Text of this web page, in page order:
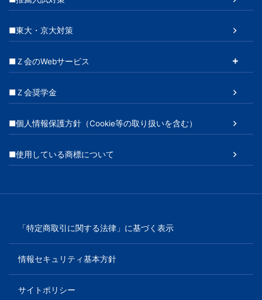
■東大・京大対策
■Ｚ会のWebサービス
■Ｚ会奨学金
■個人情報保護方針（Cookie等の取り扱いを含む）
■使用している商標について
「特定商取引に関する法律」に基づく表示
情報セキュリティ基本方針
サイトポリシー